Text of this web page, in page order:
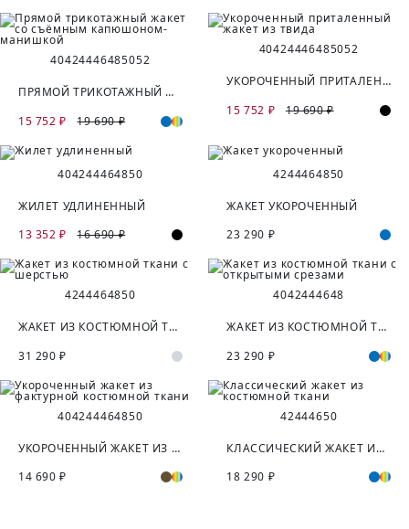
40424446485052
ПРЯМОЙ ТРИКОТАЖНЫЙ ЖАКЕТ СО СЪЁМНЫМ КАПЮШОНОМ-МАНИШКОЙ
15 752 ₽
19 690 ₽
40424446485052
УКОРОЧЕННЫЙ ПРИТАЛЕННЫЙ ЖАКЕТ ИЗ ТВИДА
15 752 ₽
19 690 ₽
404244464850
ЖИЛЕТ УДЛИНЕННЫЙ
13 352 ₽
16 690 ₽
4244464850
ЖАКЕТ УКОРОЧЕННЫЙ
23 290 ₽
4244464850
ЖАКЕТ ИЗ КОСТЮМНОЙ ТКАНИ С ШЕРСТЬЮ
31 290 ₽
4042444648
ЖАКЕТ ИЗ КОСТЮМНОЙ ТКАНИ С ОТКРЫТЫМИ СРЕЗАМИ
23 290 ₽
404244464850
УКОРОЧЕННЫЙ ЖАКЕТ ИЗ ФАКТУРНОЙ КОСТЮМНОЙ ТКАНИ
14 690 ₽
42444650
КЛАССИЧЕСКИЙ ЖАКЕТ ИЗ КОСТЮМНОЙ ТКАНИ
18 290 ₽